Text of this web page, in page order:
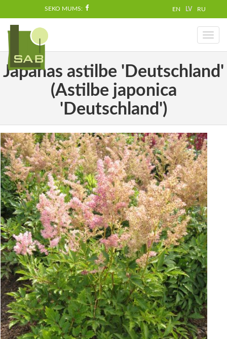
SEKO MUMS: EN LV RU
Toggle
Japānas astilbe 'Deutschland'
(Astilbe japonica
'Deutschland')